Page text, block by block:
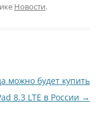
Новости.
можно будет купить
8.3 LTE в России →